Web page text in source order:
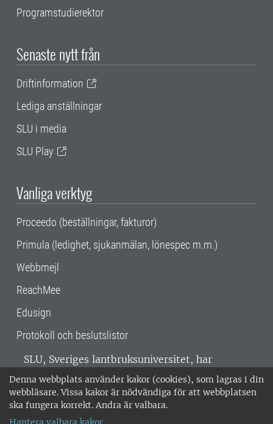
Denna webbplats använder kakor (cookies), som lagras i din
webbläsare. Vissa kakor är nödvändiga för att webbplatsen
ska fungera korrekt. Andra är valbara.
Programstudierektor
Senaste nytt från
Driftinformation
Lediga anställningar
SLU i media
SLU Play
Vanliga verktyg
Proceedo (beställningar, fakturor)
Primula (ledighet, sjukanmälan, lönespec m.m.)
Webbmejl
ReachMee
Edusign
Protokoll och beslutslistor
SLU, Sveriges lantbruksuniversitet, har
verksamhet över hela Sverige. Huvudorter är
Alnarp, Uppsala och Umeå.SLU är
miljöcertifierat enligt ISO 14001. •
018-67 10 00 • Org nr: 202100-2817 •